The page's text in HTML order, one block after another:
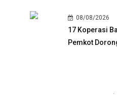
08/08/2026
17 Koperasi
Pemkot